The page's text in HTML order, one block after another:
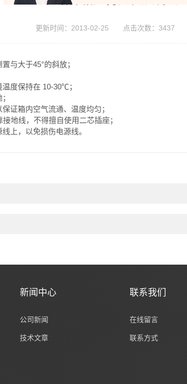
更新时间：2013-02-25 点击次数：3437
与大于45°的斜放；
度保持在 10-30℃；
证箱内空气流通、温度均匀；
地线，不得擅自使用二芯插座；
上，以免损伤电源线。
新闻中心
公司新闻
技术文章
联系我们
在线留言
联系方式